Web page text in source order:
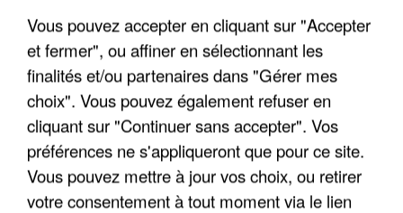
Vous pouvez accepter en cliquant sur "Accepter
et fermer", ou affiner en sélectionnant les
finalités et/ou partenaires dans "Gérer mes
choix". Vous pouvez également refuser en
cliquant sur "Continuer sans accepter". Vos
préférences ne s'appliqueront que pour ce site.
Vous pouvez mettre à jour vos choix, ou retirer
votre consentement à tout moment via le lien